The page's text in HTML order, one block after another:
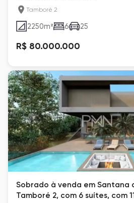
Tamboré 2
2250m² 6 25
R$ 80.000.000
Sobrado à venda em Santana
Tamboré 2, com 6 suítes, com